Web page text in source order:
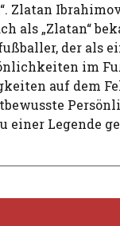
Zlatan
als „Zlatan“
der als
im
auf dem
einer Legende